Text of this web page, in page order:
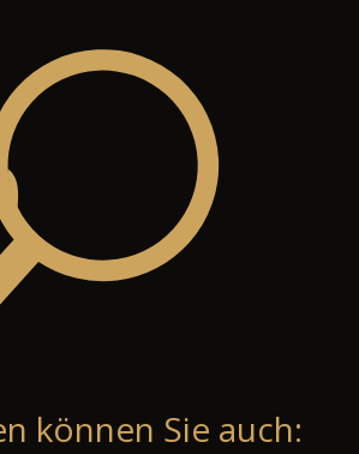
können Sie auch: